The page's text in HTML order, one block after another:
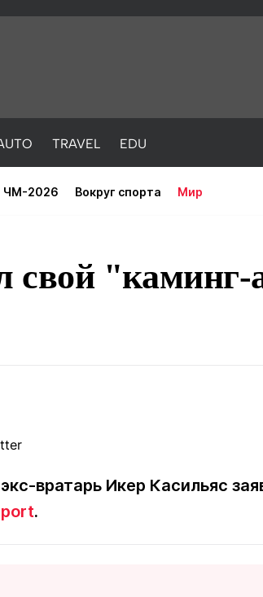
TRAVEL EDU
ЧМ-2026 Вокруг спорта Мир
свой "каминг-
вратарь Икер Касильяс
.